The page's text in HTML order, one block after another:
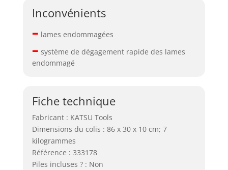
Inconvénients
– lames endommagées
– système de dégagement rapide des lames
endommagé
Fiche technique
Fabricant : KATSU Tools
Dimensions du colis : 86 x 30 x 10 cm; 7
kilogrammes
Référence : 333178
Piles incluses ? : Non